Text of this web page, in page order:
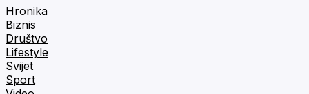
Hronika
Biznis
Društvo
Lifestyle
Svijet
Sport